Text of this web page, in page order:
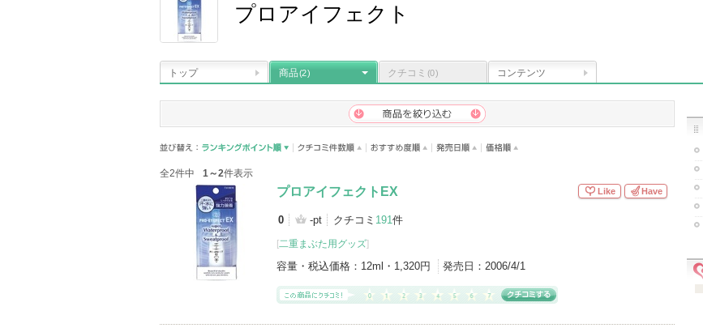
プロアイフェクト
トップ 商品(2) クチコミ (0) コンテンツ
全2件中 1～2件表示
プロアイフェクトEX
0 -pt クチコミ 191件
[二重まぶた用グッズ]
容量・税込価格： 12ml・1,320円 発売日： 2006/4/1
Like Have